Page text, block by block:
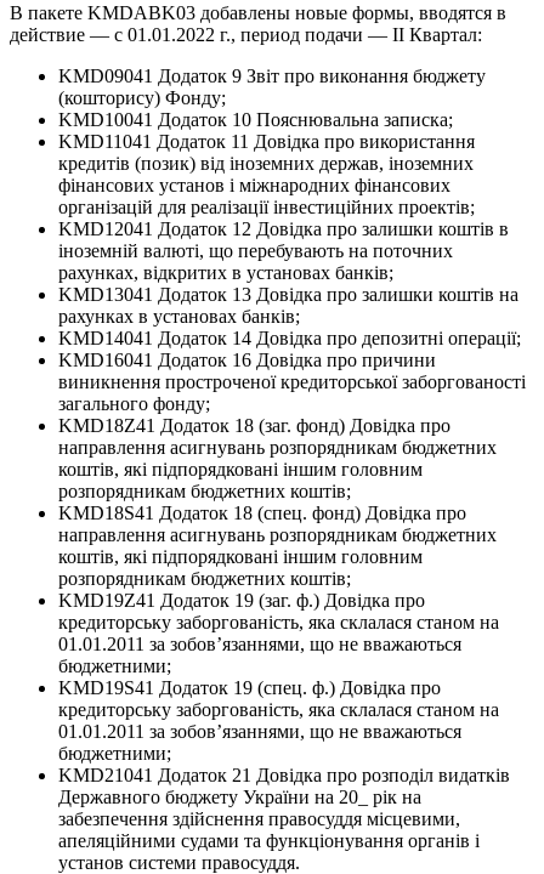
В пакете KMDABK03 добавлены новые формы, вводятся в
действие — с 01.01.2022 г., период подачи — ІІ Квартал:
KMD09041 Додаток 9 Звіт про виконання бюджету
(кошторису) Фонду;
KMD10041 Додаток 10 Пояснювальна записка;
KMD11041 Додаток 11 Довідка про використання
кредитів (позик) від іноземних держав, іноземних
фінансових установ і міжнародних фінансових
організацій для реалізації інвестиційних проектів;
KMD12041 Додаток 12 Довідка про залишки коштів в
іноземній валюті, що перебувають на поточних
рахунках, відкритих в установах банків;
KMD13041 Додаток 13 Довідка про залишки коштів на
рахунках в установах банків;
KMD14041 Додаток 14 Довідка про депозитні операції;
KMD16041 Додаток 16 Довідка про причини
виникнення простроченої кредиторської заборгованості
загального фонду;
KMD18Z41 Додаток 18 (заг. фонд) Довідка про
направлення асигнувань розпорядникам бюджетних
коштів, які підпорядковані іншим головним
розпорядникам бюджетних коштів;
KMD18S41 Додаток 18 (спец. фонд) Довідка про
направлення асигнувань розпорядникам бюджетних
коштів, які підпорядковані іншим головним
розпорядникам бюджетних коштів;
KMD19Z41 Додаток 19 (заг. ф.) Довідка про
кредиторську заборгованість, яка склалася станом на
01.01.2011 за зобов’язаннями, що не вважаються
бюджетними;
KMD19S41 Додаток 19 (спец. ф.) Довідка про
кредиторську заборгованість, яка склалася станом на
01.01.2011 за зобов’язаннями, що не вважаються
бюджетними;
KMD21041 Додаток 21 Довідка про розподіл видатків
Державного бюджету України на 20_ рік на
забезпечення здійснення правосуддя місцевими,
апеляційними судами та функціонування органів і
установ системи правосуддя.